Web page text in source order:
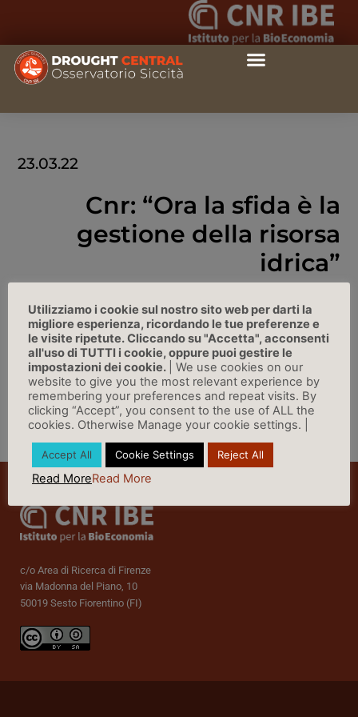
23.03.22
Cnr: “Ora la sfida è la
gestione della risorsa
idrica”
Agi intervista Massimiliano Pasqui
LINK
c/o Area di Ricerca di Firenze
via Madonna del Piano, 10
50019 Sesto Fiorentino (FI)
Utilizziamo i cookie sul nostro sito web per darti la
migliore esperienza, ricordando le tue preferenze e
le visite ripetute. Cliccando su "Accetta", acconsenti
all'uso di TUTTI i cookie, oppure puoi gestire le
impostazioni dei cookie.
| We use cookies on our
website to give you the most relevant experience by
remembering your preferences and repeat visits. By
clicking “Accept”, you consent to the use of ALL the
cookies. Otherwise Manage your cookie settings. |
Accept All Cookie Settings Reject All
Read MoreRead More